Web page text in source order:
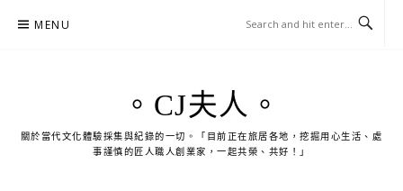
MENU
。CJ夫人。
關於當代文化體驗採集與紀錄的一切。「目前正在旅居各地，挖掘用心生活、處
事謹慎的匠人職人創業家，一起共榮、共好！」